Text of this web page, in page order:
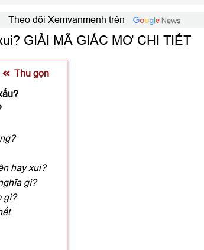
Theo dõi Xemvanmenh trên
GIẢI MÃ GIẤC MƠ CHI TIẾT
Thu gọn
hay xui?
gì?
gì?